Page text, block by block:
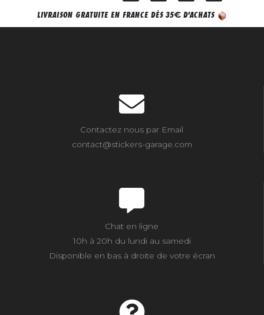
LIVRAISON GRATUITE EN FRANCE DÈS 35€ D'ACHATS
Contactez nous par Email
contact@stickers-garage.com
Chat en ligne
10h à 20h du lundi au samedi
Disponible en bas à droite de votre écran